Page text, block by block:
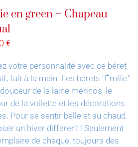
en green – Chapeau
€
votre personnalité avec ce béret
fait à la main. Les bérets "Émilie"
de la laine mérinos, le
de la voilette et les décorations
Pour se sentir belle et au chaud.
un hiver différent ! Seulement
de chaque, toujours des